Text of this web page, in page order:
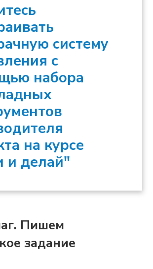
систему
с
набора
на курсе
и делай"
Пишем
задание